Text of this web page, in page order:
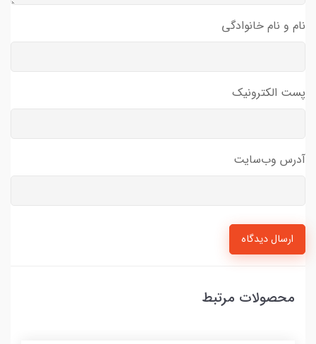
نام و نام خانوادگی
پست الکترونیک
آدرس وب‌سایت
ارسال دیدگاه
محصولات مرتبط